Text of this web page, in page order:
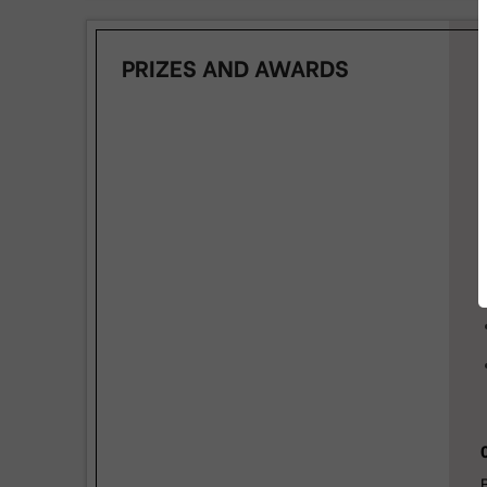
PRIZES AND AWARDS